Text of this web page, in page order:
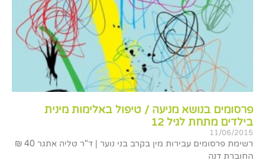
פרסומים בנושא מניעה / טיפול באלימות מינית
בילדים מתחת לגיל 12
11/06/2015
רשימת פרסומים עבירות מין בקרב בני נוער | ד"ר טליה אתגר 40 ₪
החוברת דנה